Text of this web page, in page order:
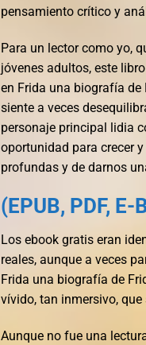
pensamiento crítico y
Para un lector como yo,
jóvenes adultos, este
en Frida una biografía de
siente a veces
personaje principal lidia
oportunidad para crecer
profundas y de darnos
(EPUB, PDF,
Los ebook gratis eran
reales, aunque a veces
Frida una biografía de
vívido, tan inmersivo,
Aunque no fue una